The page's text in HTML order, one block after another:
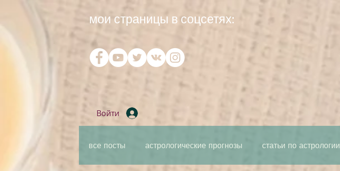
мои страницы в соцсетях:
Войти
все посты астрологические прогнозы статьи по астрологии